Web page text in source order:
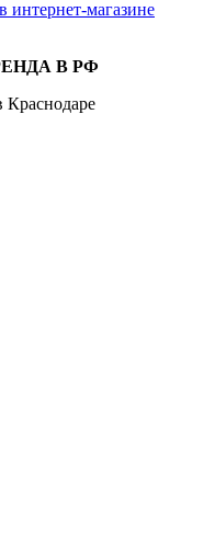
В РФ
Краснодаре